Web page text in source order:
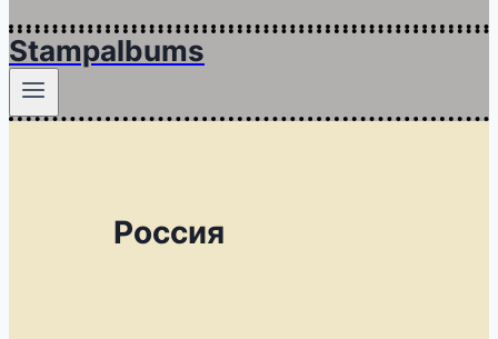
Stampalbums
Россия